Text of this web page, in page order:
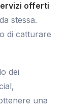
offerti
stessa.
di catturare
dei
una